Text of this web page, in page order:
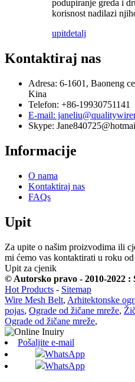
podupiranje greda i
korisnost nadilazi
upitdetalj
Kontaktiraj nas
Adresa: 6-1601, Baoneng
Kina
Telefon: +86-19930751141
E-mail:
Skype:
Informacije
O nama
Kontaktiraj nas
FAQs
Upit
Za upite o našim proizvodima ili
mi ćemo vas kontaktirati u roku od
Upit za cjenik
© Autorsko pravo - 2010-2022 :
Hot Products - Sitemap
Wire Mesh Belt, Arhitektonske
pojas, Ograde od žičane mreže,
Ograde od žičane mreže,
Pošaljite e-mail
WhatsApp
WhatsApp